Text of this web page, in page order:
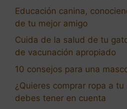
Educación canina,
de tu mejor amigo
Cuida de la salud de tu
de vacunación apropiado
10 consejos para una
¿Quieres comprar ropa a
debes tener en cuenta